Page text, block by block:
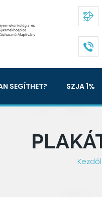
SEGÍTHET? SZJA 1%